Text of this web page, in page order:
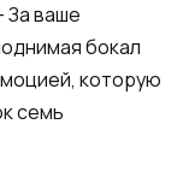
За ваше
бокал
которую
семь